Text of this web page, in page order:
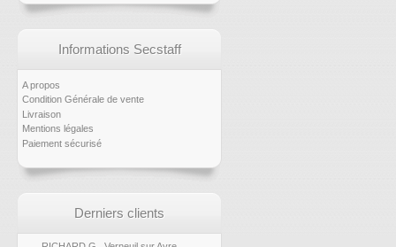
Informations Secstaff
A propos
Condition Générale de vente
Livraison
Mentions légales
Paiement sécurisé
Derniers clients